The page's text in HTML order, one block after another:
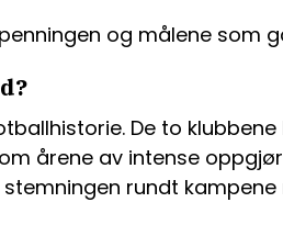
og målene som
De to
årene av intense
rundt